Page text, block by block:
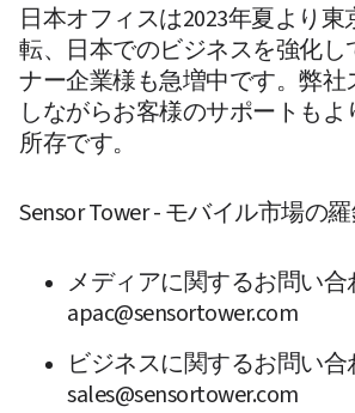
日本オフィスは2023年夏より
転、日本でのビジネスを強化し
ナー企業様も急増中です。弊
しながらお客様のサポートもよ
Sensor Tower - モバイル市場の
メディアに関するお問い合
apac@sensortower.com
ビジネスに関するお問い合
sales@sensortower.com